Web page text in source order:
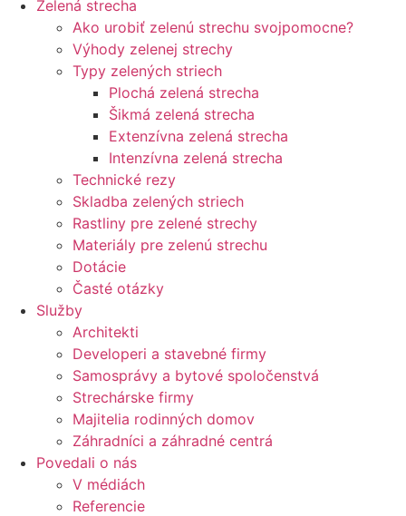
Zelená strecha
Ako urobiť zelenú strechu svojpomocne?
Výhody zelenej strechy
Typy zelených striech
Plochá zelená strecha
Šikmá zelená strecha
Extenzívna zelená strecha
Intenzívna zelená strecha
Technické rezy
Skladba zelených striech
Rastliny pre zelené strechy
Materiály pre zelenú strechu
Dotácie
Časté otázky
Služby
Architekti
Developeri a stavebné firmy
Samosprávy a bytové spoločenstvá
Strechárske firmy
Majitelia rodinných domov
Záhradníci a záhradné centrá
Povedali o nás
V médiách
Referencie